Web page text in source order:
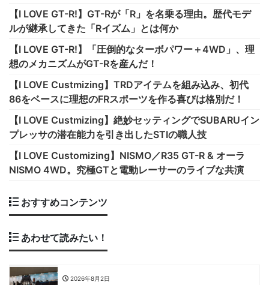
【I LOVE GT-R!】GT-Rが「R」を名乗る理由。歴代モデ
ルが継承してきた「Rイズム」とは何か
【I LOVE GT-R!】「圧倒的なターボパワー＋4WD」、理
想のメカニズムがGT-Rを産んだ！
【I LOVE Custmizing】TRDアイテムを組み込み、初代
86をベースに理想のFRスポーツを作る喜びは格別だ！
【I LOVE Custmizing】絶妙セッティングでSUBARUイン
プレッサの潜在能力を引き出したSTIの職人技
【I LOVE Customizing】NISMO／R35 GT-R & オーラ
NISMO 4WD。究極GTと電動レーサーのライブな共演
おすすめコンテンツ
あわせて読みたい！
2026年8月2日